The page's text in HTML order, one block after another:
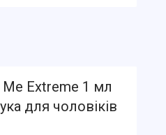
Extreme 1 мл
для чоловіків